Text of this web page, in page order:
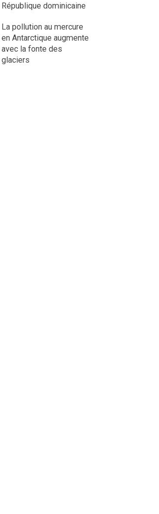
République dominicaine
La pollution au mercure
en Antarctique augmente
avec la fonte des
glaciers